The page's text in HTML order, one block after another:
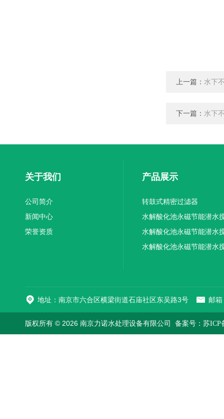
上一篇： 水下
下一篇： 水下
关于我们
公司简介
新闻中心
荣誉资质
产品展示
转鼓式精密过滤器
水解酸化池永磁节能潜水
机厂家供应
水解酸化池永磁节能潜水
机厂家直销
水解酸化池永磁节能潜水
地址：南京市六合区横梁街道石庙社区东吴路3号 邮
版权所有 © 2026 南京力诺水处理设备有限公司 备案号：苏ICP